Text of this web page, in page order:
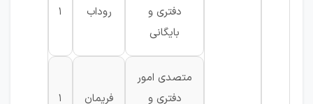
دفتری و
بایگانی
روداب 1
متصدی امور
دفتری و
فریمان 1